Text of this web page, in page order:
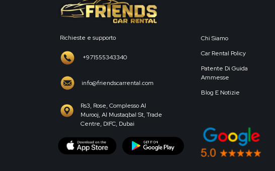
Richieste e supporto
+971555343340
info@friendscarrental.com
Rs3, Rose, Complesso Al
Murooj, Al Mustaqbal St, Trade
Centre, DIFC, Dubai
Chi Siamo
Car Rental Policy
Patente Di Guida
Ammesse
Blog E Notizie